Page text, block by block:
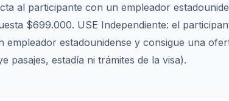
al participante con un empleador
$699.000. USE Independiente: el
empleador estadounidense y consigue una
pasajes, estadía ni trámites de la visa).